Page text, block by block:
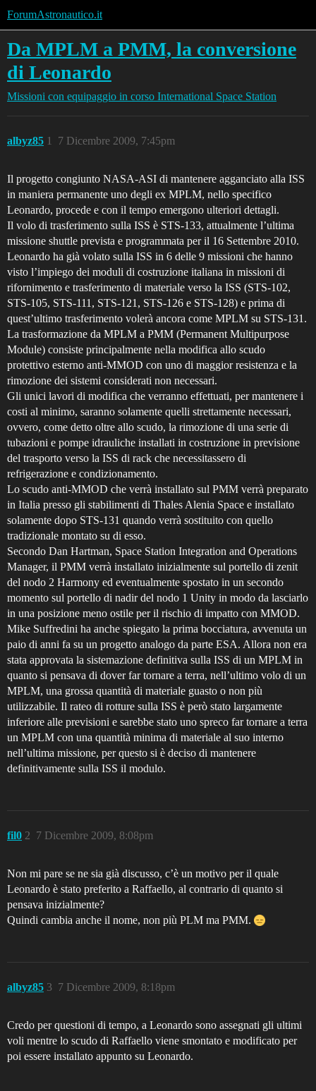
ForumAstronautico.it
Da MPLM a PMM, la conversione
di Leonardo
Missioni con equipaggio in corso International Space Station
albyz85 7 Dicembre 2009, 7:45pm
1
Il progetto congiunto NASA-ASI di mantenere agganciato alla ISS
in maniera permanente uno degli ex MPLM, nello specifico
Leonardo, procede e con il tempo emergono ulteriori dettagli.
Il volo di trasferimento sulla ISS è STS-133, attualmente l’ultima
missione shuttle prevista e programmata per il 16 Settembre 2010.
Leonardo ha già volato sulla ISS in 6 delle 9 missioni che hanno
visto l’impiego dei moduli di costruzione italiana in missioni di
rifornimento e trasferimento di materiale verso la ISS (STS-102,
STS-105, STS-111, STS-121, STS-126 e STS-128) e prima di
quest’ultimo trasferimento volerà ancora come MPLM su STS-131.
La trasformazione da MPLM a PMM (Permanent Multipurpose
Module) consiste principalmente nella modifica allo scudo
protettivo esterno anti-MMOD con uno di maggior resistenza e la
rimozione dei sistemi considerati non necessari.
Gli unici lavori di modifica che verranno effettuati, per mantenere i
costi al minimo, saranno solamente quelli strettamente necessari,
ovvero, come detto oltre allo scudo, la rimozione di una serie di
tubazioni e pompe idrauliche installati in costruzione in previsione
del trasporto verso la ISS di rack che necessitassero di
refrigerazione e condizionamento.
Lo scudo anti-MMOD che verrà installato sul PMM verrà preparato
in Italia presso gli stabilimenti di Thales Alenia Space e installato
solamente dopo STS-131 quando verrà sostituito con quello
tradizionale montato su di esso.
Secondo Dan Hartman, Space Station Integration and Operations
Manager, il PMM verrà installato inizialmente sul portello di zenit
del nodo 2 Harmony ed eventualmente spostato in un secondo
momento sul portello di nadir del nodo 1 Unity in modo da lasciarlo
in una posizione meno ostile per il rischio di impatto con MMOD.
Mike Suffredini ha anche spiegato la prima bocciatura, avvenuta un
paio di anni fa su un progetto analogo da parte ESA. Allora non era
stata approvata la sistemazione definitiva sulla ISS di un MPLM in
quanto si pensava di dover far tornare a terra, nell’ultimo volo di un
MPLM, una grossa quantità di materiale guasto o non più
utilizzabile. Il rateo di rotture sulla ISS è però stato largamente
inferiore alle previsioni e sarebbe stato uno spreco far tornare a terra
un MPLM con una quantità minima di materiale al suo interno
nell’ultima missione, per questo si è deciso di mantenere
definitivamente sulla ISS il modulo.
fil0 7 Dicembre 2009, 8:08pm
2
Non mi pare se ne sia già discusso, c’è un motivo per il quale
Leonardo è stato preferito a Raffaello, al contrario di quanto si
pensava inizialmente?
Quindi cambia anche il nome, non più PLM ma PMM.
albyz85 7 Dicembre 2009, 8:18pm
3
Credo per questioni di tempo, a Leonardo sono assegnati gli ultimi
voli mentre lo scudo di Raffaello viene smontato e modificato per
poi essere installato appunto su Leonardo.